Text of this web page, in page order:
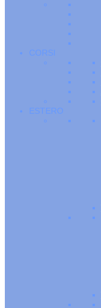
CORSI
ESTERO